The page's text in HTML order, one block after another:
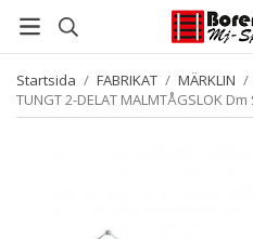
Startsida / FABRIKAT / MÄRKLIN /
TUNGT 2-DELAT MALMTÅGSLOK Dm